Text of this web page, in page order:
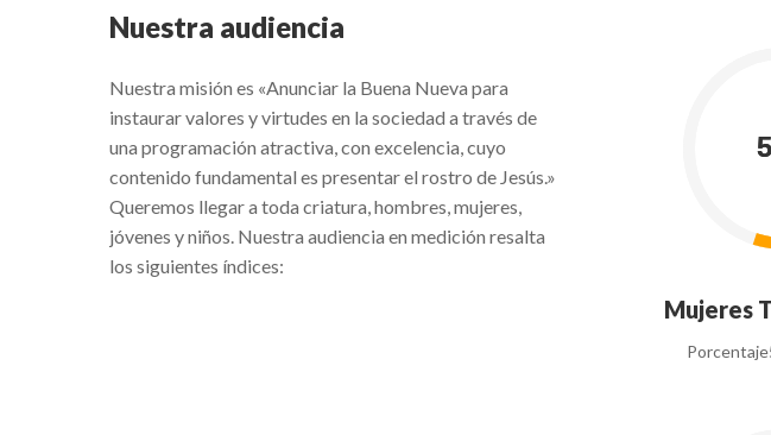
Nuestra audiencia
Nuestra misión es «Anunciar la Buena Nueva para
instaurar valores y virtudes en la sociedad a través de
una programación atractiva, con excelencia, cuyo
contenido fundamental es presentar el rostro de Jesús.»
Queremos llegar a toda criatura, hombres, mujeres,
jóvenes y niños. Nuestra audiencia en medición resalta
los siguientes índices:
Mujeres
Porcentaje